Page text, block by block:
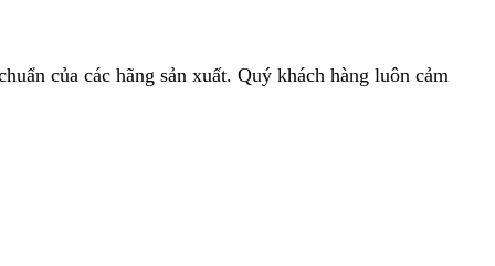
của các hãng sản xuất. Quý khách hàng luôn cảm